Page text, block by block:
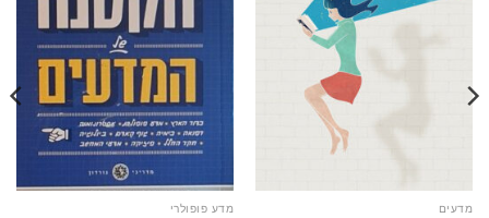
מדעים מדע פופולרי